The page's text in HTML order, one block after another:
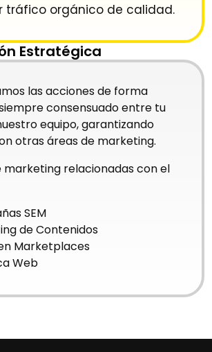
tráfico orgánico de calidad.
Estratégica
las acciones de forma
consensuado entre tu
equipo, garantizando
otras áreas de marketing.
marketing relacionadas con el
SEM
de Contenidos
Marketplaces
Web